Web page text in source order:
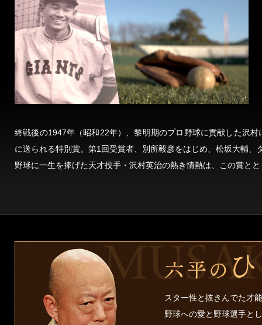
終戦後の1947年（昭和22年）、黎明期のプロ野球に貢献した沢
に送られる特別賞。第1回受賞者、別所毅彦をはじめ、松坂大輔
野球に一生を捧げた天才投手・沢村英治の熱き情熱は、この賞と
スター性と抜きんでた才
野球への愛と野球選手と